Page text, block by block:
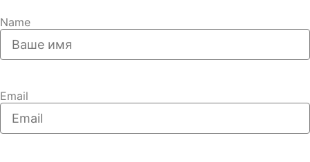
Name
Email